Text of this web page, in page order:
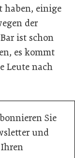
haben, einige
der
ist schon
es kommt
Leute nach
Sie
und